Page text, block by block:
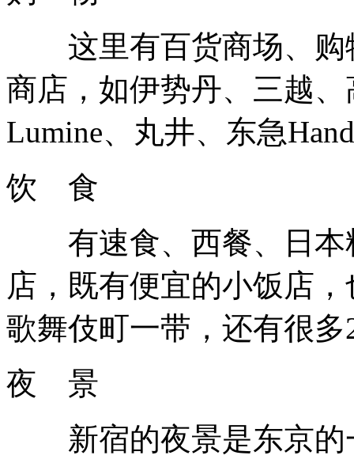
这里有百货商场、购
商店，如伊势丹、三越
Lumine、丸井、东急
饮 食
有速食、西餐、日本
店，既有便宜的小饭店
歌舞伎町一带，还有很
夜 景
新宿的夜景是东京的